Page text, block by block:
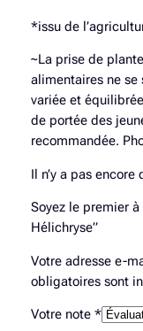
c
é
r
a
t
é
l
i
h
r
s
*issu de
~La prise de
alimentaires ne
variée et
de portée des
recommandée.
Il n’y a pas encore
Soyez le premier
Hélichryse”
Votre adresse e-
obligatoires sont
Votre note *